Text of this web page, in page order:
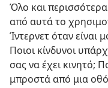
Όλο και
από αυτά το
Ίντερνετ όταν είναι
Ποιοι κίνδυνοι
σας να έχει κινητό;
μπροστά από μια